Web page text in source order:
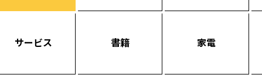
サービス 書籍 家電